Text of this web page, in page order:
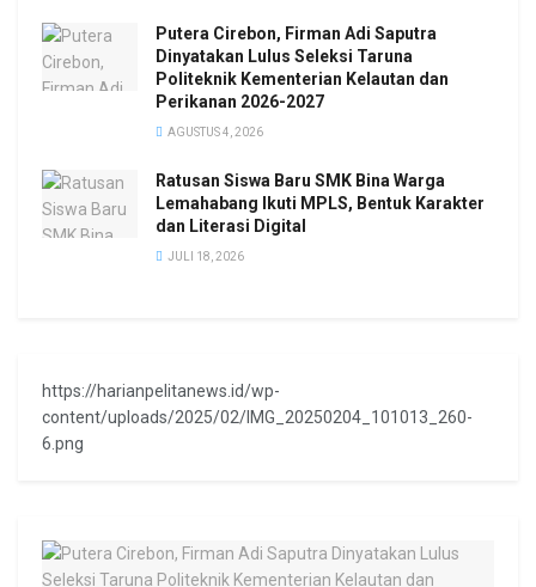
Putera Cirebon, Firman Adi Saputra
Dinyatakan Lulus Seleksi Taruna
Politeknik Kementerian Kelautan dan
Perikanan 2026-2027
AGUSTUS 4, 2026
Ratusan Siswa Baru SMK Bina Warga
Lemahabang Ikuti MPLS, Bentuk Karakter
dan Literasi Digital
JULI 18, 2026
https://harianpelitanews.id/wp-
content/uploads/2025/02/IMG_20250204_101013_260-
6.png